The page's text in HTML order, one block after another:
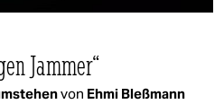
Jammer“
von Ehmi Bleßmann